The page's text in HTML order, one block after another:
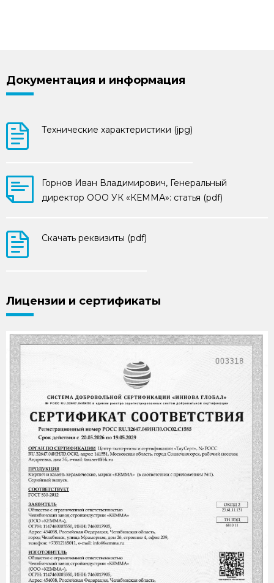
Документация и информация
Технические характеристики (jpg)
Горнов Иван Владимирович, Генеральный
директор ООО УК «КЕММА»: статья (pdf)
Скачать реквизиты (pdf)
Лицензии и сертификаты